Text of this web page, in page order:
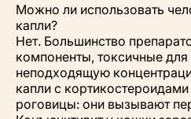
Можно ли использовать
капли?
Нет. Большинство
компоненты, токсичные
неподходящую
капли с
роговицы: они вызывают